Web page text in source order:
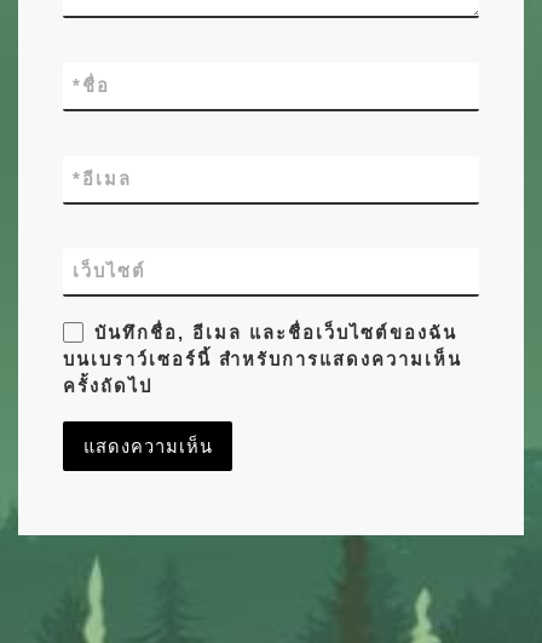
ชื่อ
*
อีเมล
*
เว็บไซต์
บันทึกชื่อ, อีเมล และชื่อเว็บไซต์ของฉัน
บนเบราว์เซอร์นี้ สำหรับการแสดงความเห็น
ครั้งถัดไป